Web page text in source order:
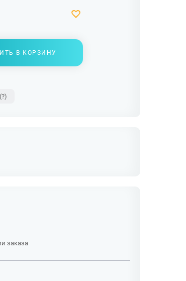
В КОРЗИНУ
(?)
заказа